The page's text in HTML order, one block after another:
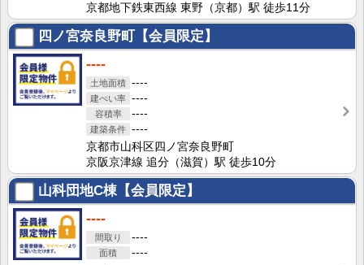
京都地下鉄東西線 東野（京都）駅 徒歩11分
四ノ宮奈良野町【会員限定】
----
----
----
----
----
京都市山科区四ノ宮奈良野町
京阪京津線 追分（滋賀）駅 徒歩10分
山科団地C棟【会員限定】
----
----
----